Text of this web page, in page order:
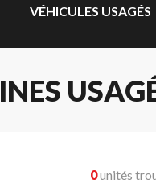
VÉHICULES USAGÉS
0unités